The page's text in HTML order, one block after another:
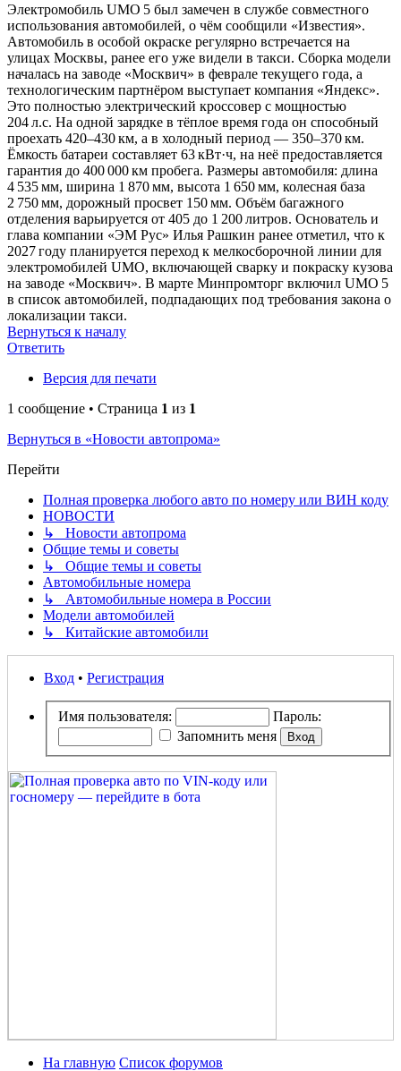
Электромобиль UMO 5 был замечен в службе совместного
использования автомобилей, о чём сообщили «Известия».
Автомобиль в особой окраске регулярно встречается на
улицах Москвы, ранее его уже видели в такси. Сборка модели
началась на заводе «Москвич» в феврале текущего года, а
технологическим партнёром выступает компания «Яндекс».
Это полностью электрический кроссовер с мощностью
204 л.с. На одной зарядке в тёплое время года он способный
проехать 420–430 км, а в холодный период — 350–370 км.
Ёмкость батареи составляет 63 кВт·ч, на неё предоставляется
гарантия до 400 000 км пробега. Размеры автомобиля: длина
4 535 мм, ширина 1 870 мм, высота 1 650 мм, колесная база
2 750 мм, дорожный просвет 150 мм. Объём багажного
отделения варьируется от 405 до 1 200 литров. Основатель и
глава компании «ЭМ Рус» Илья Рашкин ранее отметил, что к
2027 году планируется переход к мелкосборочной линии для
электромобилей UMO, включающей сварку и покраску кузова
на заводе «Москвич». В марте Минпромторг включил UMO 5
в список автомобилей, подпадающих под требования закона о
локализации такси.
Вернуться к началу
Ответить
Версия для печати
1 сообщение • Страница 1 из 1
Вернуться в «Новости автопрома»
Перейти
Полная проверка любого авто по номеру или ВИН коду
НОВОСТИ
↳ Новости автопрома
Общие темы и советы
↳ Общие темы и советы
Автомобильные номера
↳ Автомобильные номера в России
Модели автомобилей
↳ Китайские автомобили
Вход • Регистрация
Имя пользователя:
Пароль:
Запомнить меня
На главную Список форумов